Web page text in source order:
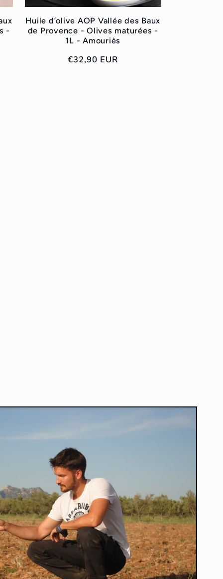
-
Huile d’olive AOP Vallée des Baux
de Provence - Olives maturées -
1L - Amouriès
Prix
€32,90 EUR